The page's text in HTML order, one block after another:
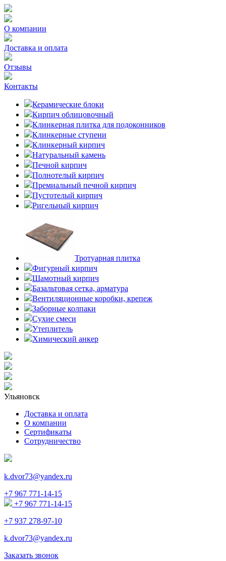
О компании
Доставка и оплата
Отзывы
Контакты
Керамические блоки
Кирпич облицовочный
Клинкерная плитка для подоконников
Клинкерные ступени
Клинкерный кирпич
Натуральный камень
Печной кирпич
Полнотелый кирпич
Премиальный печной кирпич
Пустотелый кирпич
Ригельный кирпич
Тротуарная плитка
Фигурный кирпич
Шамотный кирпич
Базальтовая сетка, арматура
Вентиляционные коробки, крепеж
Заборные колпаки
Сухие смеси
Утеплитель
Химический анкер
Ульяновск
Доставка и оплата
О компании
Сертификаты
Сотрудничество
k.dvor73@yandex.ru
+7 967 771-14-15
+7 967 771-14-15
+7 937 278-97-10
k.dvor73@yandex.ru
Заказать звонок